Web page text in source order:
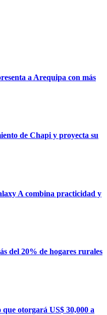
a Arequipa con más
de Chapi y proyecta su
A combina practicidad y
del 20% de hogares rurales
otorgará US$ 30,000 a